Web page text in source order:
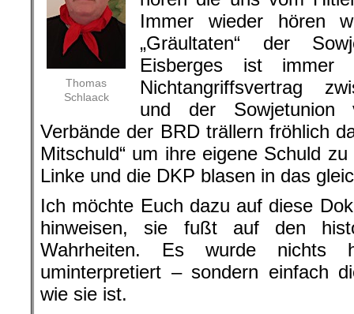
Thomas
Schlaack
Immer wieder hören
„Gräultaten“ der
Eisberges ist
Nichtangriffsvertrag
und der Sowjetunion
Verbände der BRD trällern fröhlich
Mitschuld“ um ihre eigene Schuld
Linke und die DKP blasen in das
Ich möchte Euch dazu auf diese
hinweisen, sie fußt auf den
Wahrheiten. Es wurde nichts
uminterpretiert – sondern einfach
wie sie ist.